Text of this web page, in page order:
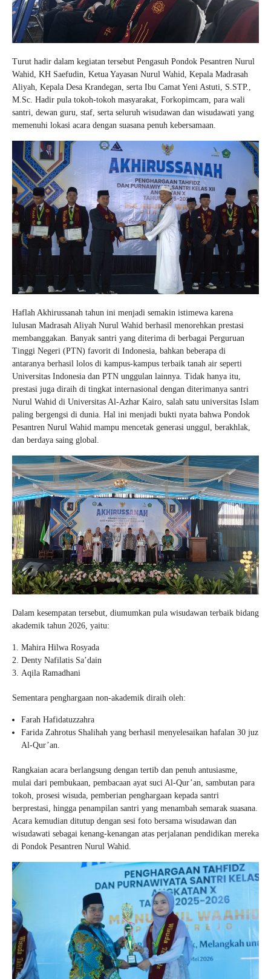
Turut hadir dalam kegiatan tersebut Pengasuh Pondok Pesantren Nurul
Wahid, KH Saefudin, Ketua Yayasan Nurul Wahid, Kepala Madrasah
Aliyah, Kepala Desa Krandegan, serta Ibu Camat Yeni Astuti, S.STP.,
M.Sc. Hadir pula tokoh-tokoh masyarakat, Forkopimcam, para wali
santri, dewan guru, staf, serta seluruh wisudawan dan wisudawati yang
memenuhi lokasi acara dengan suasana penuh kebersamaan.
Haflah Akhirussanah tahun ini menjadi semakin istimewa karena
lulusan Madrasah Aliyah Nurul Wahid berhasil menorehkan prestasi
membanggakan. Banyak santri yang diterima di berbagai Perguruan
Tinggi Negeri (PTN) favorit di Indonesia, bahkan beberapa di
antaranya berhasil lolos di kampus-kampus terbaik tanah air seperti
Universitas Indonesia dan PTN unggulan lainnya. Tidak hanya itu,
prestasi juga diraih di tingkat internasional dengan diterimanya santri
Nurul Wahid di Universitas Al-Azhar Kairo, salah satu universitas Islam
paling bergengsi di dunia. Hal ini menjadi bukti nyata bahwa Pondok
Pesantren Nurul Wahid mampu mencetak generasi unggul, berakhlak,
dan berdaya saing global.
Dalam kesempatan tersebut, diumumkan pula wisudawan terbaik bidang
akademik tahun 2026, yaitu:
Mahira Hilwa Rosyada
Denty Nafilatis Sa’dain
Aqila Ramadhani
Sementara penghargaan non-akademik diraih oleh:
Farah Hafidatuzzahra
Farida Zahrotus Shalihah yang berhasil menyelesaikan hafalan 30 juz
Al-Qur’an.
Rangkaian acara berlangsung dengan tertib dan penuh antusiasme,
mulai dari pembukaan, pembacaan ayat suci Al-Qur’an, sambutan para
tokoh, prosesi wisuda, pemberian penghargaan kepada santri
berprestasi, hingga penampilan santri yang menambah semarak suasana.
Acara kemudian ditutup dengan sesi foto bersama wisudawan dan
wisudawati sebagai kenang-kenangan atas perjalanan pendidikan mereka
di Pondok Pesantren Nurul Wahid.